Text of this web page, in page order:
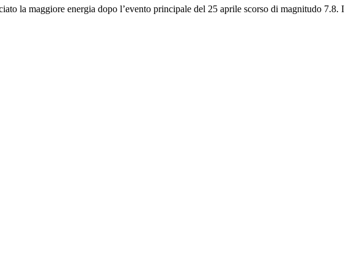
la maggiore energia dopo l’evento principale del 25 aprile scorso di magnitudo 7.8. I